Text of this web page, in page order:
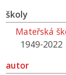
školy
Mateřská
1949-2022
autor